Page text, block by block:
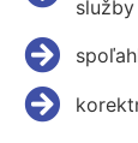
služby